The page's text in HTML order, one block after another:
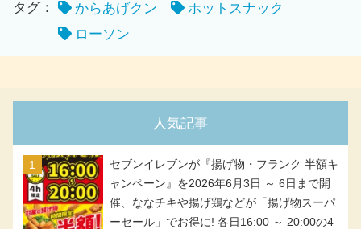
タグ：
からあげクン
ホットスナック
ローソン
人気記事
セブンイレブンが『揚げ物・フランク 半額キ
ャンペーン』を2026年6月3日 ～ 6日まで開
催、ななチキや揚げ鶏などが「揚げ物スーパ
ーセール」でお得に! 各日16:00 ～ 20:00の4